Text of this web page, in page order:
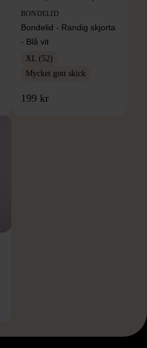
BONDELID
Bondelid - Randig skjorta
- Blå vit
XL (52)
Mycket gott skick
199 kr